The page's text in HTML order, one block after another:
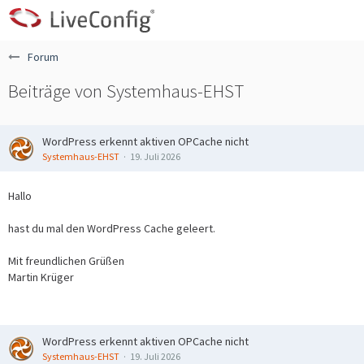
Forum
Beiträge von Systemhaus-EHST
WordPress erkennt aktiven OPCache nicht
Systemhaus-EHST 19. Juli 2026
Hallo
hast du mal den WordPress Cache geleert.
Mit freundlichen Grüßen
Martin Krüger
WordPress erkennt aktiven OPCache nicht
Systemhaus-EHST 19. Juli 2026